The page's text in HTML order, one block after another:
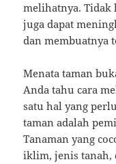
melihatnya. Tidak
juga dapat
dan membuatnya
Menata taman
Anda tahu cara
satu hal yang
taman adalah
Tanaman yang
iklim, jenis tanah,